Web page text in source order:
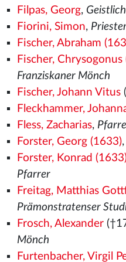
Filpas, Georg,
Fiorini, Simon,
Fischer, Abraham
Fischer, Chrysogonus
Franziskaner Mönch
Fischer, Johann Vitus
Fleckhammer,
Fless, Zacharias,
Forster, Georg (1633),
Forster, Konrad
Pfarrer
Freitag, Matthias
Prämonstratenser
Frosch, Alexander
Mönch
Furtenbacher, Virgil